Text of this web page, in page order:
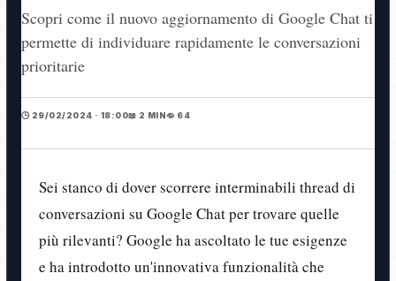
Scopri come il nuovo aggiornamento di Google Chat ti
permette di individuare rapidamente le conversazioni
prioritarie
🕒 29/02/2024 · 18:00📖 2 MIN👁️ 64
Sei stanco di dover scorrere interminabili thread di
conversazioni su Google Chat per trovare quelle
più rilevanti? Google ha ascoltato le tue esigenze
e ha introdotto un'innovativa funzionalità che